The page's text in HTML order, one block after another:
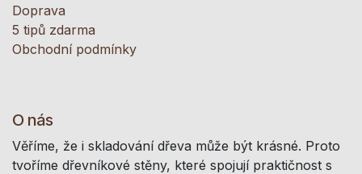
Doprava
5 tipů zdarma
Obchodní podmínky
O nás
Věříme, že i skladování dřeva může být krásné. Proto
tvoříme dřevníkové stěny, které spojují praktičnost s